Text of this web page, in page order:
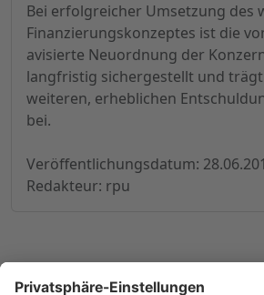
Bei erfolgreicher Umsetzung des
Finanzierungskonzeptes ist die
avisierte Neuordnung der
langfristig sichergestellt und
weiteren, erheblichen
bei.
Veröffentlichungsdatum:
Redakteur: rpu